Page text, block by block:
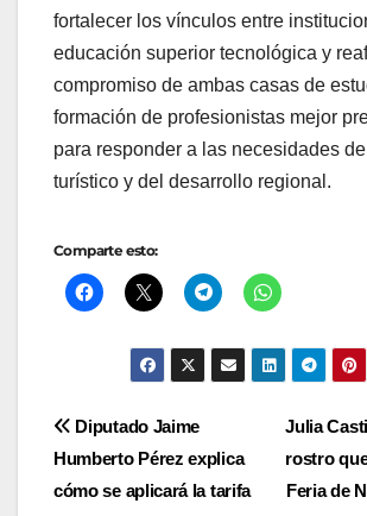
fortalecer los vínculos entre
educación superior tecnológica y
compromiso de ambas casas de
formación de profesionistas mejor
para responder a las necesidades
turístico y del desarrollo regional.
Comparte esto:
Navegación
de
Julia
rostro
Feria de
Diputado Jaime
Humberto Pérez explica
cómo se aplicará la tarifa